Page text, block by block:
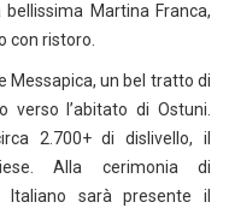
Martina Franca,
con ristoro.
Messapica, un bel tratto di
verso l’abitato di Ostuni.
2.700+ di dislivello, il
Alla cerimonia di
sarà presente il